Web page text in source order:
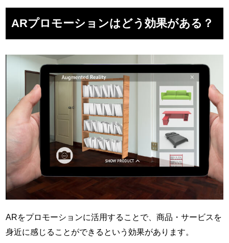
ARプロモーションはどう効果がある？
ARをプロモーションに活用することで、商品・サービスを
身近に感じることができるという効果があります。